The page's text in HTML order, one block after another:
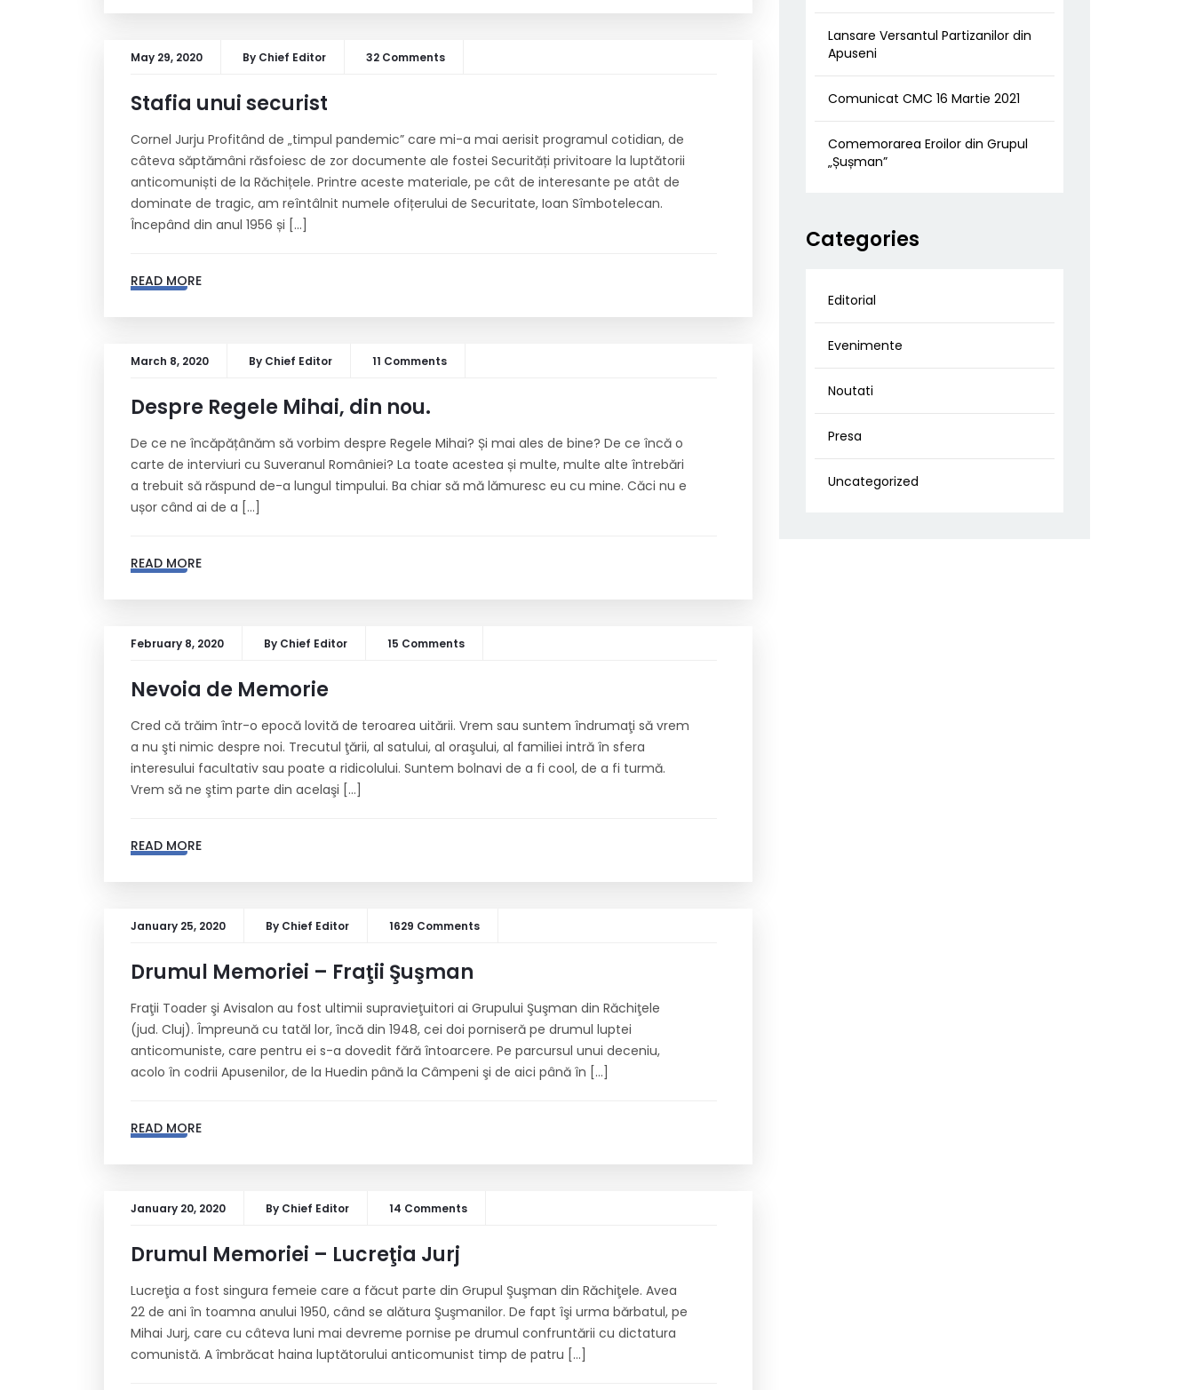
May 29, 2020 By Chief Editor 32 Comments
Stafia unui securist
Cornel Jurju Profitând de „timpul pandemic” care mi-a mai aerisit programul cotidian, de
câteva săptămâni răsfoiesc de zor documente ale fostei Securități privitoare la luptătorii
anticomuniști de la Răchițele. Printre aceste materiale, pe cât de interesante pe atât de
dominate de tragic, am reîntâlnit numele ofițerului de Securitate, Ioan Sîmbotelecan.
Începând din anul 1956 și […]
READ MORE
March 8, 2020 By Chief Editor 11 Comments
Despre Regele Mihai, din nou.
De ce ne încăpățânăm să vorbim despre Regele Mihai? Și mai ales de bine? De ce încă o
carte de interviuri cu Suveranul României? La toate acestea și multe, multe alte întrebări
a trebuit să răspund de-a lungul timpului. Ba chiar să mă lămuresc eu cu mine. Căci nu e
ușor când ai de a […]
READ MORE
February 8, 2020 By Chief Editor 15 Comments
Nevoia de Memorie
Cred că trăim într-o epocă lovită de teroarea uitării. Vrem sau suntem îndrumaţi să vrem
a nu şti nimic despre noi. Trecutul ţării, al satului, al oraşului, al familiei intră în sfera
interesului facultativ sau poate a ridicolului. Suntem bolnavi de a fi cool, de a fi turmă.
Vrem să ne ştim parte din acelaşi […]
READ MORE
January 25, 2020 By Chief Editor 1629 Comments
Drumul Memoriei – Fraţii Şuşman
Fraţii Toader şi Avisalon au fost ultimii supravieţuitori ai Grupului Şuşman din Răchiţele
(jud. Cluj). Împreună cu tatăl lor, încă din 1948, cei doi porniseră pe drumul luptei
anticomuniste, care pentru ei s-a dovedit fără întoarcere. Pe parcursul unui deceniu,
acolo în codrii Apusenilor, de la Huedin până la Câmpeni şi de aici până în […]
READ MORE
January 20, 2020 By Chief Editor 14 Comments
Drumul Memoriei – Lucreţia Jurj
Lucreţia a fost singura femeie care a făcut parte din Grupul Şuşman din Răchiţele. Avea
22 de ani în toamna anului 1950, când se alătura Şuşmanilor. De fapt îşi urma bărbatul, pe
Mihai Jurj, care cu câteva luni mai devreme pornise pe drumul confruntării cu dictatura
comunistă. A îmbrăcat haina luptătorului anticomunist timp de patru […]
Lansare Versantul Partizanilor din
Apuseni
Comunicat CMC 16 Martie 2021
Comemorarea Eroilor din Grupul
„Șușman”
Categories
Editorial
Evenimente
Noutati
Presa
Uncategorized